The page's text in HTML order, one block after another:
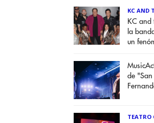
KC AND
KC and
la
un
de "San
TEATRO